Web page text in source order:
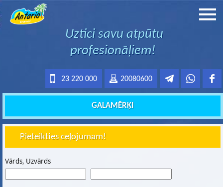
Uztici savu atpūtu
profesionāļiem!
20080600
23 220 000
GALAMĒRĶI
Pieteikties ceļojumam!
Vārds, Uzvārds